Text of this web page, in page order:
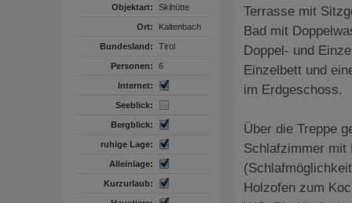
Objektart: Skihütte
Ort: Kaltenbach
Bundesland: Tirol
Personen: 6
Internet:
Seeblick:
Bergblick:
ruhige Lage:
Alleinlage:
Kurzurlaub:
Terrasse mit
Bad mit
Doppel- und
Einzelbett und
im Erdgeschoss.
Über die Treppe
Schlafzimmer mit
Holzofen zum